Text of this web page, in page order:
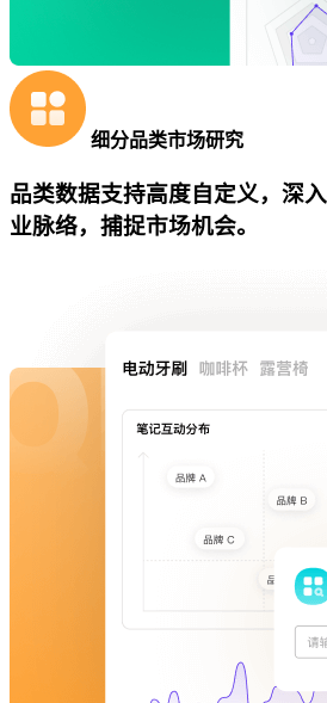
细分品类市场研究
品类数据支持高度自定义，深
业脉络，捕捉市场机会。